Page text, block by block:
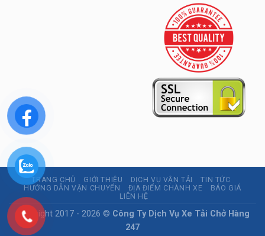
TRANG CHỦ GIỚI THIỆU DỊCH VỤ VẬN TẢI
TIN TỨC
HƯỚNG DẪN VẬN CHUYỂN
ĐỊA ĐIỂM CHÀNH XE
BÁO GIÁ
LIÊN HỆ
Copyright 2017 - 2026 © Công Ty Dịch Vụ Xe Tải Chở Hàng
247